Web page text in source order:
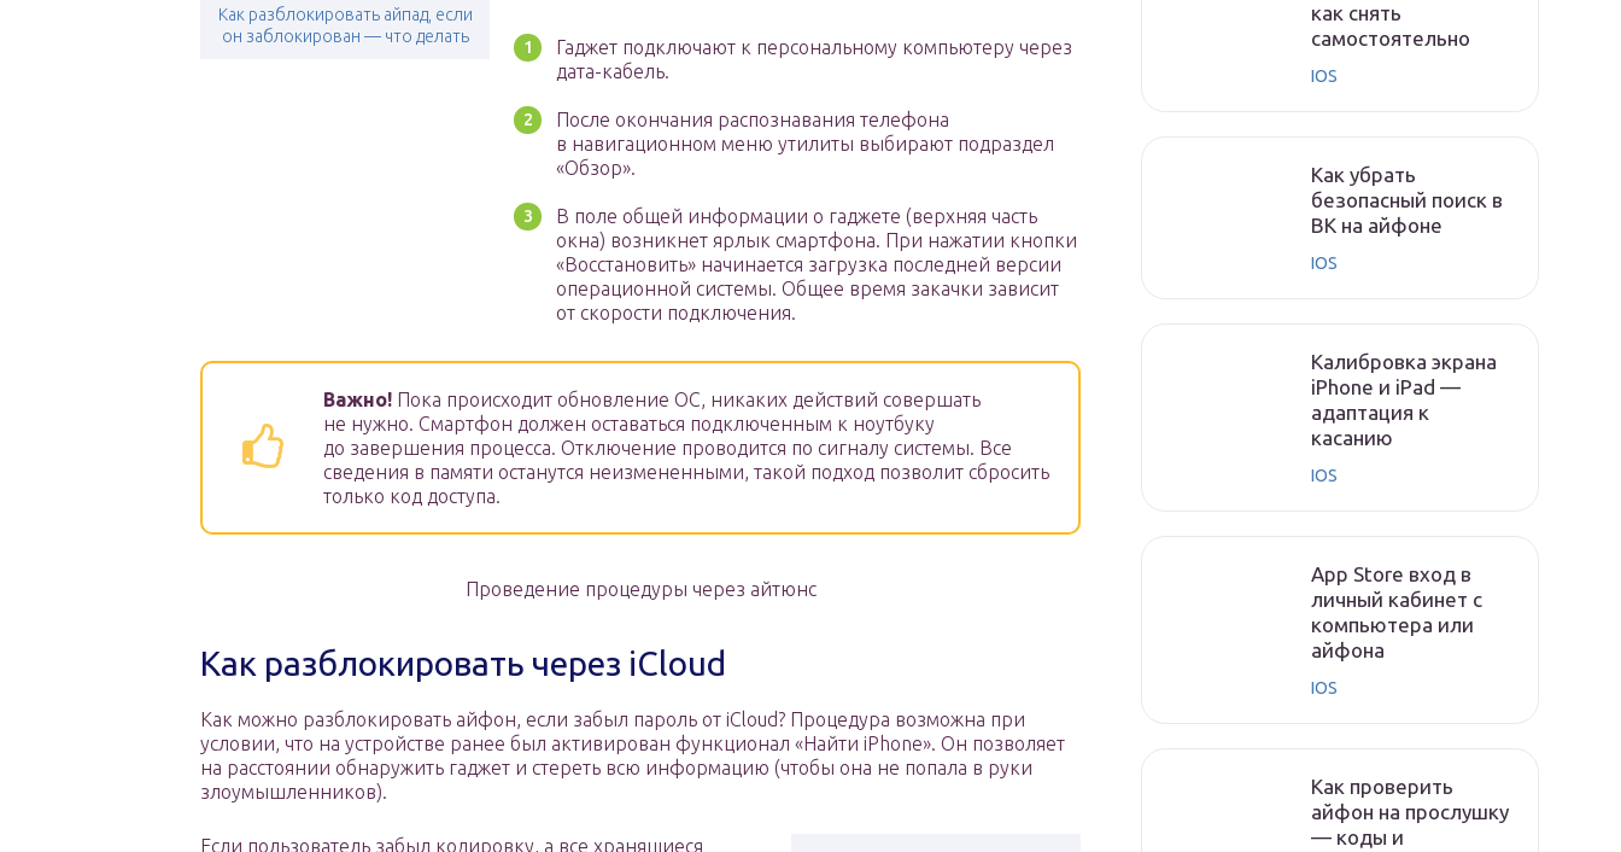
Как разблокировать айпад, если
он заблокирован — что делать
Гаджет подключают к персональному компьютеру через
дата-кабель.
После окончания распознавания телефона
в навигационном меню утилиты выбирают подраздел
«Обзор».
В поле общей информации о гаджете (верхняя часть
окна) возникнет ярлык смартфона. При нажатии кнопки
«Восстановить» начинается загрузка последней версии
операционной системы. Общее время закачки зависит
от скорости подключения.
Важно! Пока происходит обновление ОС, никаких действий совершать
не нужно. Смартфон должен оставаться подключенным к ноутбуку
до завершения процесса. Отключение проводится по сигналу системы. Все
сведения в памяти останутся неизмененными, такой подход позволит сбросить
только код доступа.
Проведение процедуры через айтюнс
Как разблокировать через iCloud
Как можно разблокировать айфон, если забыл пароль от iCloud? Процедура возможна при
условии, что на устройстве ранее был активирован функционал «Найти iPhone». Он позволяет
на расстоянии обнаружить гаджет и стереть всю информацию (чтобы она не попала в руки
злоумышленников).
Если пользователь забыл кодировку, а все хранящиеся
как снять
самостоятельно
IOS
Как убрать
безопасный поиск в
ВК на айфоне
IOS
Калибровка экрана
iPhone и iPad —
адаптация к
касанию
IOS
App Store вход в
личный кабинет с
компьютера или
айфона
IOS
Как проверить
айфон на прослушку
— коды и